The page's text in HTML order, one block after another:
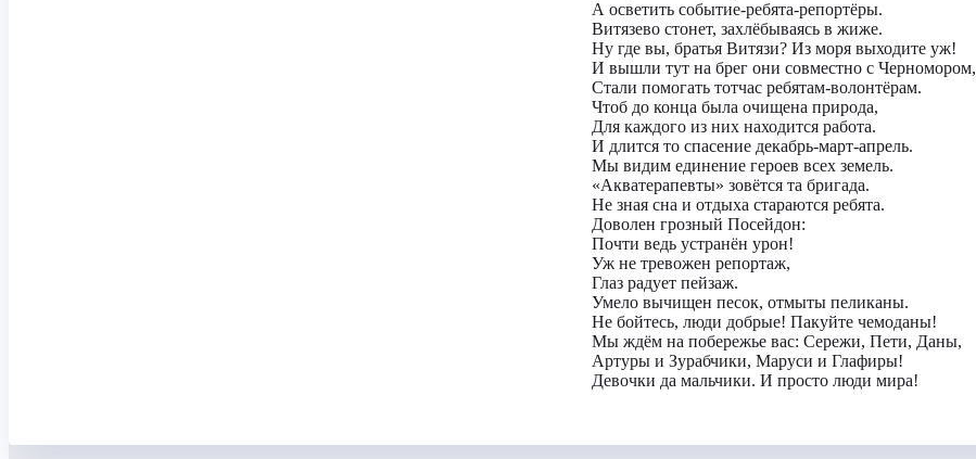
А осветить событие-ребята-репортёры.
Витязево стонет, захлёбываясь в жиже.
Ну где вы, братья Витязи? Из моря выходите уж!
И вышли тут на брег они совместно с Черномором,
Стали помогать тотчас ребятам-волонтёрам.
Чтоб до конца была очищена природа,
Для каждого из них находится работа.
И длится то спасение декабрь-март-апрель.
Мы видим единение героев всех земель.
«Акватерапевты» зовётся та бригада.
Не зная сна и отдыха стараются ребята.
Доволен грозный Посейдон:
Почти ведь устранён урон!
Уж не тревожен репортаж,
Глаз радует пейзаж.
Умело вычищен песок, отмыты пеликаны.
Не бойтесь, люди добрые! Пакуйте чемоданы!
Мы ждём на побережье вас: Сережи, Пети, Даны,
Артуры и Зурабчики, Маруси и Глафиры!
Девочки да мальчики. И просто люди мира!